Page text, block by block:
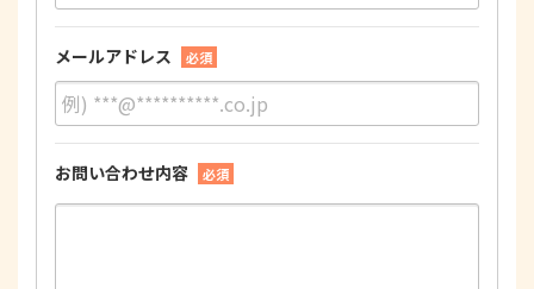
メールアドレス 必須
お問い合わせ内容 必須